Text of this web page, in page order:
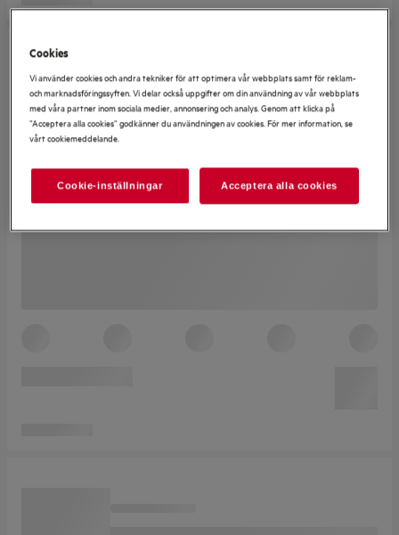
Cookies
Vi använder cookies och andra tekniker för att optimera vår webbplats samt för reklam-
och marknadsföringssyften. Vi delar också uppgifter om din användning av vår webbplats
med våra partner inom sociala medier, annonsering och analys. Genom att klicka på
”Acceptera alla cookies” godkänner du användningen av cookies. För mer information, se
vårt cookiemeddelande.
Cookie-inställningar Acceptera alla cookies